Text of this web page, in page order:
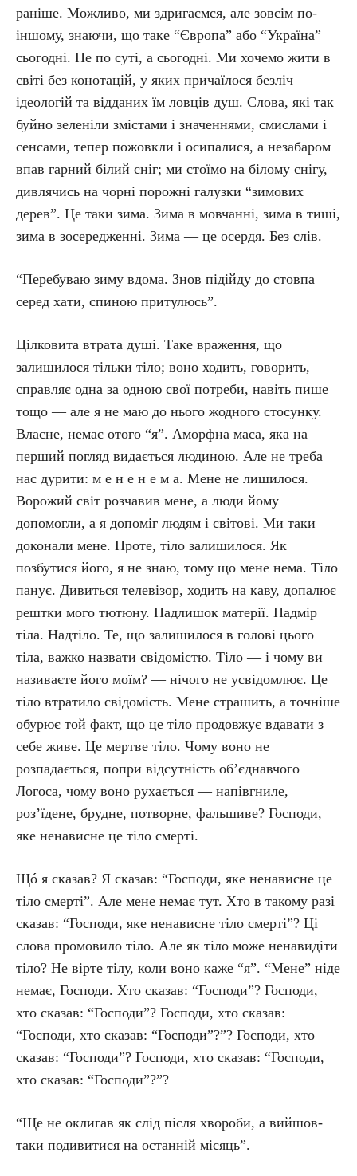
раніше. Можливо, ми здригаємся, але зовсім по-
іншому, знаючи, що таке “Європа” або “Україна”
сьогодні. Не по суті, а сьогодні. Ми хочемо жити в
світі без конотацій, у яких причаїлося безліч
ідеологій та відданих їм ловців душ. Слова, які так
буйно зеленіли змістами і значеннями, смислами і
сенсами, тепер пожовкли і осипалися, а незабаром
впав гарний білий сніг; ми стоїмо на білому снігу,
дивлячись на чорні порожні галузки “зимових
дерев”. Це таки зима. Зима в мовчанні, зима в тиші,
зима в зосередженні. Зима — це осердя. Без слів.
“Перебуваю зиму вдома. Знов підійду до стовпа
серед хати, спиною притулюсь”.
Цілковита втрата душі. Таке враження, що
залишилося тільки тіло; воно ходить, говорить,
справляє одна за одною свої потреби, навіть пише
тощо — але я не маю до нього жодного стосунку.
Власне, немає отого “я”. Аморфна маса, яка на
перший погляд видається людиною. Але не треба
нас дурити: м е н е н е м а. Мене не лишилося.
Ворожий світ розчавив мене, а люди йому
допомогли, а я допоміг людям і світові. Ми таки
доконали мене. Проте, тіло залишилося. Як
позбутися його, я не знаю, тому що мене нема. Тіло
панує. Дивиться телевізор, ходить на каву, допалює
рештки мого тютюну. Надлишок матерії. Надмір
тіла. Надтіло. Те, що залишилося в голові цього
тіла, важко назвати свідомістю. Тіло — і чому ви
називаєте його моїм? — нічого не усвідомлює. Це
тіло втратило свідомість. Мене страшить, а точніше
обурює той факт, що це тіло продовжує вдавати з
себе живе. Це мертве тіло. Чому воно не
розпадається, попри відсутність об’єднавчого
Логоса, чому воно рухається — напівгниле,
роз’їдене, брудне, потворне, фальшиве? Господи,
яке ненависне це тіло смерті.
Щó я сказав? Я сказав: “Господи, яке ненависне це
тіло смерті”. Але мене немає тут. Хто в такому разі
сказав: “Господи, яке ненависне тіло смерті”? Ці
слова промовило тіло. Але як тіло може ненавидіти
тіло? Не вірте тілу, коли воно каже “я”. “Мене” ніде
немає, Господи. Хто сказав: “Господи”? Господи,
хто сказав: “Господи”? Господи, хто сказав:
“Господи, хто сказав: “Господи”?”? Господи, хто
сказав: “Господи”? Господи, хто сказав: “Господи,
хто сказав: “Господи”?”?
“Ще не оклигав як слід після хвороби, а вийшов-
таки подивитися на останній місяць”.